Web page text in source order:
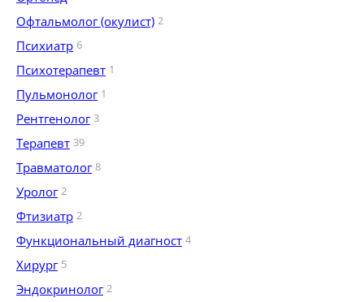
Офтальмолог (окулист) 2
Психиатр 6
Психотерапевт 1
Пульмонолог 1
Рентгенолог 3
Терапевт 39
Травматолог 8
Уролог 2
Фтизиатр 2
Функциональный диагност 4
Хирург 5
Эндокринолог 2